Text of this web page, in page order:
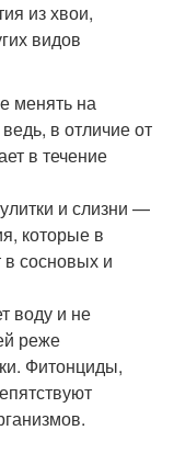
из хвои,
видов
менять на
в отличие от
в течение
и слизни —
которые в
в сосновых и
воду и не
реже
Фитонциды,